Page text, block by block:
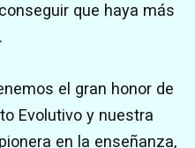
que haya más
el gran honor de
Evolutivo y nuestra
en la enseñanza,